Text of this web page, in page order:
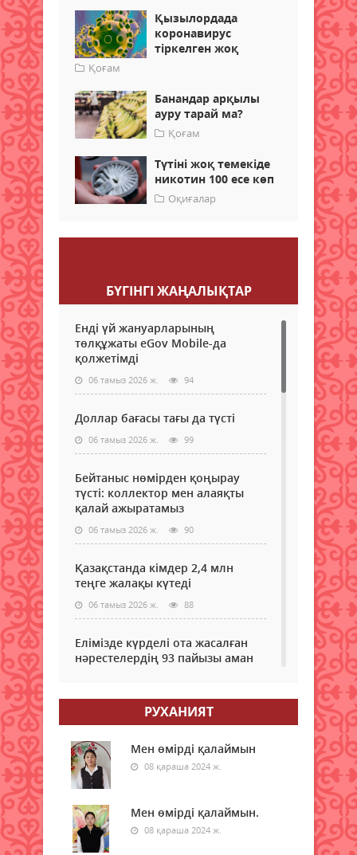
Қызылордада
коронавирус
тіркелген жоқ
Қоғам
Банандар арқылы
ауру тарай ма?
Қоғам
Түтіні жоқ темекіде
никотин 100 есе көп
Оқиғалар
БҮГІНГI ЖАҢАЛЫҚТАР
Енді үй жануарларының
төлқұжаты eGov Mobile-да
қолжетімді
06 тамыз 2026 ж. 94
Доллар бағасы тағы да түсті
06 тамыз 2026 ж. 99
Бейтаныс нөмірден қоңырау
түсті: коллектор мен алаяқты
қалай ажыратамыз
06 тамыз 2026 ж. 90
Қазақстанда кімдер 2,4 млн
теңге жалақы күтеді
06 тамыз 2026 ж. 88
Елімізде күрделі ота жасалған
нәрестелердің 93 пайызы аман
ЖОО-ға қабылдауда ескеріледі
06 тамыз 2026 ж. 87
Enbek.kz: Қазақстанда жұмыс
іздеушілер саны өсіп жатыр
06 тамыз 2026 ж.
РУХАНИЯТ
Мен өмірді қалаймын
08 қараша 2024 ж.
Мен өмірді қалаймын.
08 қараша 2024 ж.